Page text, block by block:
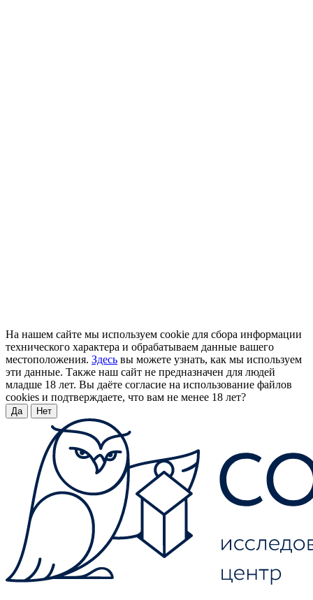
На нашем сайте мы используем cookie для сбора информации
технического характера и обрабатываем данные вашего
местоположения. Здесь вы можете узнать, как мы используем
эти данные. Также наш сайт не предназначен для людей
младше 18 лет. Вы даёте согласие на использование файлов
cookies и подтверждаете, что вам не менее 18 лет?
Да Нет